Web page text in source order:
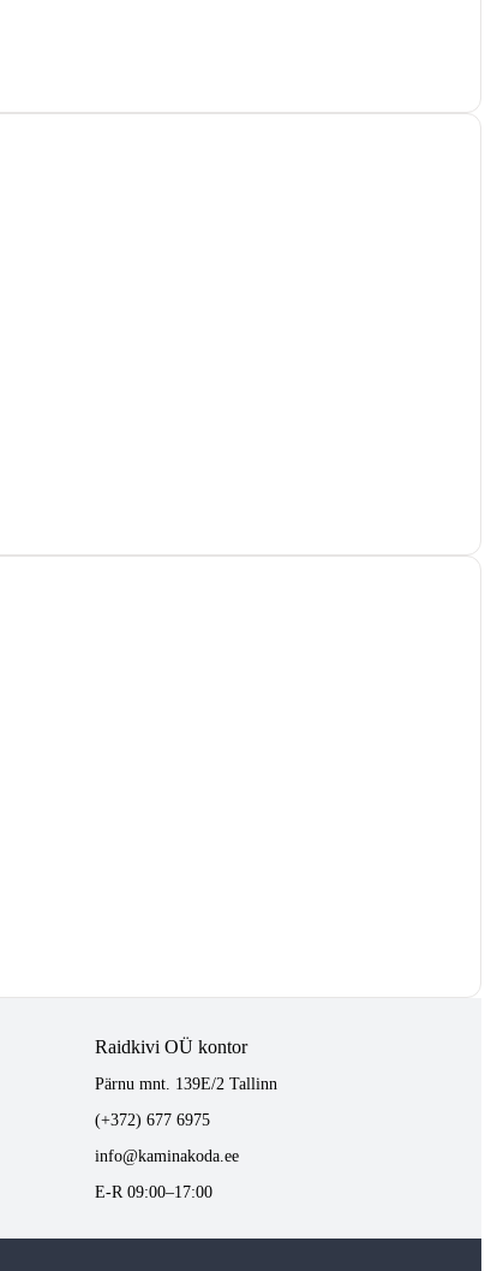
Raidkivi OÜ kontor
Pärnu mnt. 139E/2 Tallinn
(+372) 677 6975
info@kaminakoda.ee
E-R 09:00–17:00